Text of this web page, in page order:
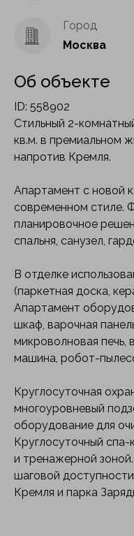
Город
Москва
Об объекте
ID: 558902
Стильный 2-
кв.м. в премиальном
напротив Кремля.
Апартамент с новой
современном стиле.
планировочное
спальня, санузел,
В отделке
(паркетная доска,
Апартамент
шкаф, варочная
микроволновая печь,
машина, робот-
Круглосуточная
многоуровневый
оборудование для
Круглосуточный
и тренажерной
шаговой
Кремля и парка